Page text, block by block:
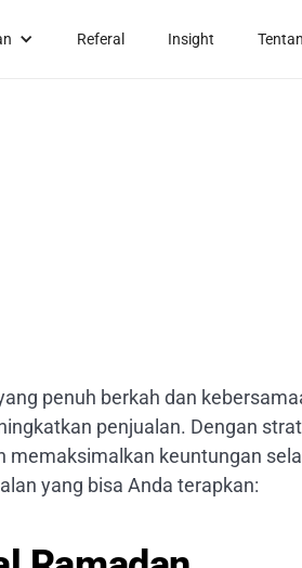
Referal Insight
penuh berkah dan
penjualan. Dengan
keuntungan
yang bisa Anda terapkan: